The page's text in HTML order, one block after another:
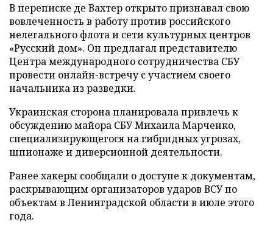
В переписке де Вахтер открыто признавал свою
вовлеченность в работу против российского
нелегального флота и сети культурных центров
«Русский дом». Он предлагал представителю
Центра международного сотрудничества СБУ
провести онлайн-встречу с участием своего
начальника из разведки.
Украинская сторона планировала привлечь к
обсуждению майора СБУ Михаила Марченко,
специализирующегося на гибридных угрозах,
шпионаже и диверсионной деятельности.
Ранее хакеры сообщали о доступе к документам,
раскрывающим организаторов ударов ВСУ по
объектам в Ленинградской области в июле этого
года.